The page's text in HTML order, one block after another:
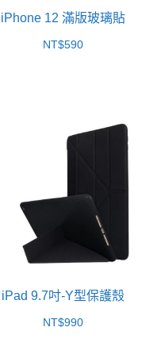
iPhone 12 滿版玻璃貼
NT$590
iPad 9.7吋-Y型保護殼
NT$990